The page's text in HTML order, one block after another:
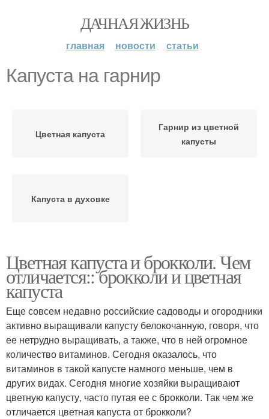
ДАЧНАЯ ЖИЗНЬ
главная новости статьи
Капуста на гарнир
Цветная капуста
Гарнир из цветной
капусты
Капуста в духовке
Цветная капуста и брокколи. Чем
отличается:: брокколи и цветная
капуста
Еще совсем недавно российские садоводы и огородники
активно выращивали капусту белокочанную, говоря, что
ее нетрудно выращивать, а также, что в ней огромное
количество витаминов. Сегодня оказалось, что
витаминов в такой капусте намного меньше, чем в
других видах. Сегодня многие хозяйки выращивают
цветную капусту, часто путая ее с брокколи. Так чем же
отличается цветная капуста от брокколи?